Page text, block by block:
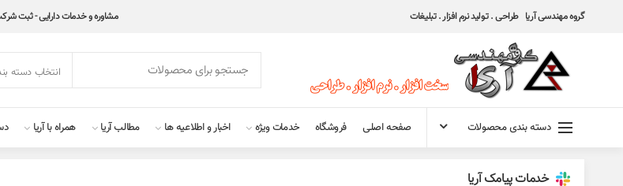
گروه مهندسی آریا طراحی . تولید نرم افزار . تبلیغات مشاوره و خدمات دارایی - ثبت
انتخاب دسته
دسته بندی محصولات صفحه اصلی فروشگاه خدمات ویژه اخبار و اطلاعیه ها مطالب آریا همراه با آریا
خدمات پیامک آریا